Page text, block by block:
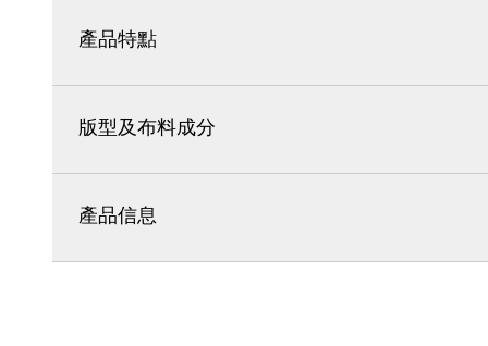
產品特點
版型及布料成分
產品信息